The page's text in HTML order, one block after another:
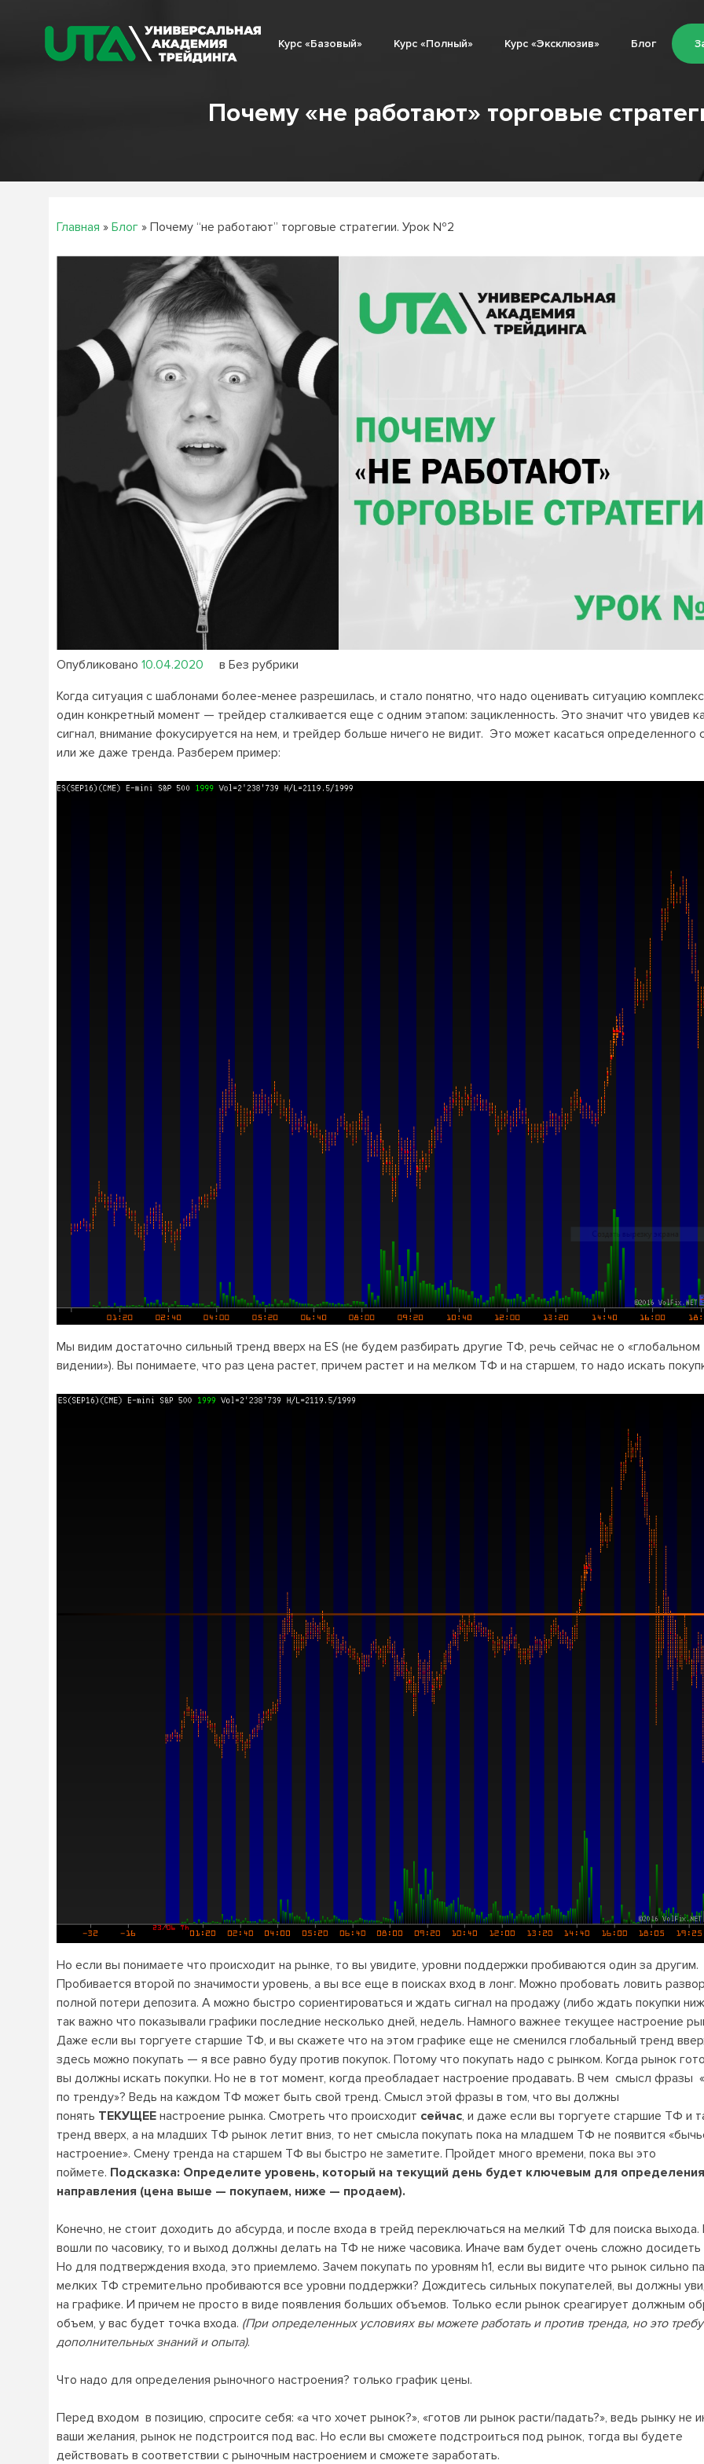
Курс «Базовый» Курс «Полный» Курс «Эксклюзив» Блог
Почему «не работают» торговые
Главная » Блог » Почему “не работают” торговые стратегии. Урок №2
Опубликовано 10.04.2020
в Без рубрики
Когда ситуация с шаблонами более-менее разрешилась, и стало понятно, что надо оценивать ситуацию
один конкретный момент — трейдер сталкивается еще с одним этапом: зацикленность. Это значит что увидев
сигнал, внимание фокусируется на нем, и трейдер больше ничего не видит. Это может касаться определенного
или же даже тренда. Разберем пример:
Мы видим достаточно сильный тренд вверх на ES (не будем разбирать другие ТФ, речь сейчас не о «глобальном
видении»). Вы понимаете, что раз цена растет, причем растет и на мелком ТФ и на старшем, то надо искать
Но если вы понимаете что происходит на рынке, то вы увидите, уровни поддержки пробиваются один за другим.
Пробивается второй по значимости уровень, а вы все еще в поисках вход в лонг. Можно пробовать ловить
полной потери депозита. А можно быстро сориентироваться и ждать сигнал на продажу (либо ждать покупки
так важно что показывали графики последние несколько дней, недель. Намного важнее текущее настроение
Даже если вы торгуете старшие ТФ, и вы скажете что на этом графике еще не сменился глобальный тренд
здесь можно покупать — я все равно буду против покупок. Потому что покупать надо с рынком. Когда рынок
вы должны искать покупки. Но не в тот момент, когда преобладает настроение продавать. В чем смысл фразы
по тренду»? Ведь на каждом ТФ может быть свой тренд. Смысл этой фразы в том, что вы должны
понять ТЕКУЩЕЕ настроение рынка. Смотреть что происходит сейчас, и даже если вы торгуете старшие ТФ и
тренд вверх, а на младших ТФ рынок летит вниз, то нет смысла покупать пока на младшем ТФ не появится
настроение». Смену тренда на старшем ТФ вы быстро не заметите. Пройдет много времени, пока вы это
поймете. Подсказка: Определите уровень, который на текущий день будет ключевым для определения
направления (цена выше — покупаем, ниже — продаем).
Конечно, не стоит доходить до абсурда, и после входа в трейд переключаться на мелкий ТФ для поиска выхода.
вошли по часовику, то и выход должны делать на ТФ не ниже часовика. Иначе вам будет очень сложно
Но для подтверждения входа, это приемлемо. Зачем покупать по уровням h1, если вы видите что рынок сильно
мелких ТФ стремительно пробиваются все уровни поддержки? Дождитесь сильных покупателей, вы должны
на графике. И причем не просто в виде появления больших объемов. Только если рынок среагирует должным
объем, у вас будет точка входа. (При определенных условиях вы можете работать и против тренда, но это
дополнительных знаний и опыта).
Что надо для определения рыночного настроения? только график цены.
Перед входом в позицию, спросите себя: «а что хочет рынок?», «готов ли рынок расти/падать?», ведь рынку не
ваши желания, рынок не подстроится под вас. Но если вы сможете подстроиться под рынок, тогда вы будете
действовать в соответствии с рыночным настроением и сможете заработать.